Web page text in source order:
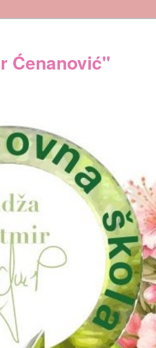
Ćenanović"